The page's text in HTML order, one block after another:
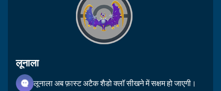
लूनाला
लूनाला अब फ़ास्ट अटैक शैडो क्लॉ सीखने में सक्षम हो जाएगी।